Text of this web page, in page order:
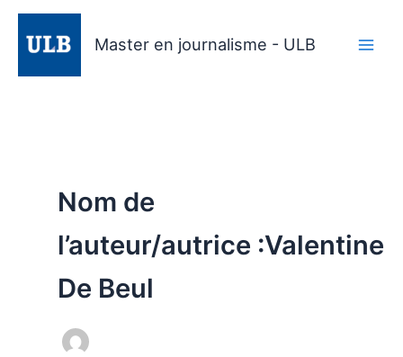
Aller
contenu
Master en journalisme - ULB
Nom de
l’auteur/autrice :Valentine
De Beul